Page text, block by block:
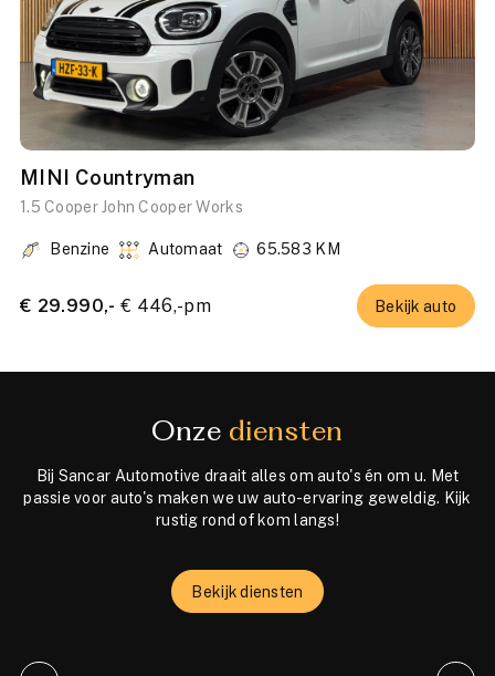
MINI Countryman
1.5 Cooper John Cooper Works
Benzine Automaat 65.583 KM
€ 29.990,- € 446,-pm Bekijk auto
Onze diensten
Bij Sancar Automotive draait alles om auto's én om u. Met
passie voor auto's maken we uw auto-ervaring geweldig. Kijk
rustig rond of kom langs!
Bekijk diensten